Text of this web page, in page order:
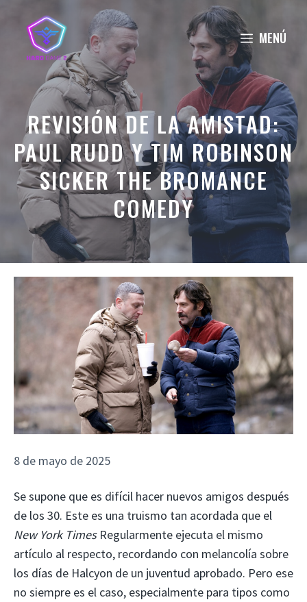
contenido
MENÚ
REVISIÓN DE LA AMISTAD:
PAUL RUDD Y TIM ROBINSON
SICKER THE BROMANCE
COMEDY
8 de mayo de 2025
Se supone que es difícil hacer nuevos amigos después
de los 30. Este es una truismo tan acordada que el
New York TimesRegularmente ejecuta el mismo
artículo al respecto, recordando con melancolía sobre
los días de Halcyon de un juventud aprobado. Pero ese
no siempre es el caso, especialmente para tipos como